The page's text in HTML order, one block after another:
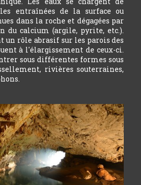
entraînées de la surface ou
dans la roche et dégagées par
du calcium (argile, pyrite, etc.).
un rôle abrasif sur les parois des
à l'élargissement de ceux-ci.
sous différentes formes sous
rivières souterraines,